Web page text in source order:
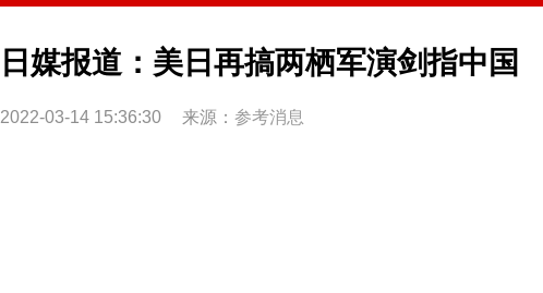
日媒报道：美日再搞两栖军演剑指中国
2022-03-14 15:36:30 来源： 参考消息